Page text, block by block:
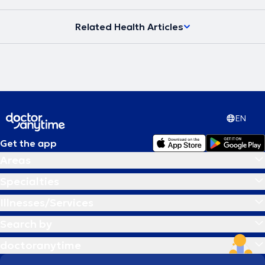
Related Health Articles
EN
Get the app